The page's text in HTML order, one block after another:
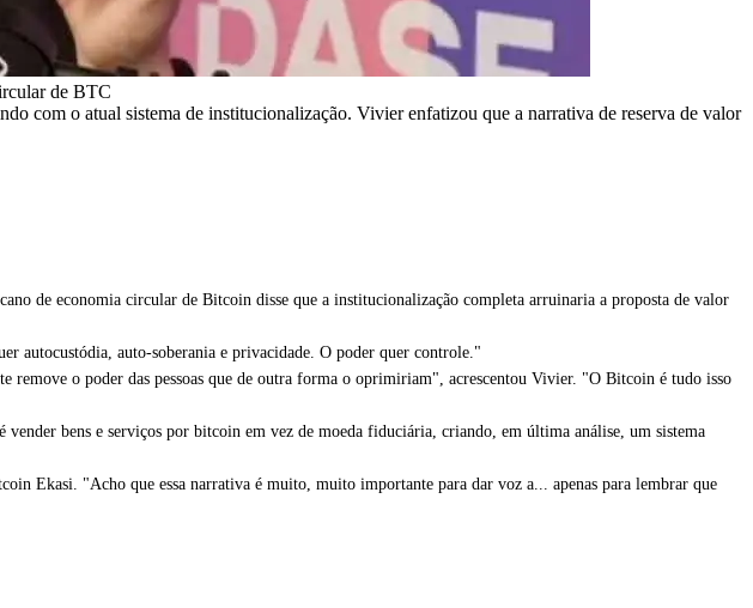
de BTC
com o atual sistema de institucionalização. Vivier enfatizou que a narrativa de reserva de valor
de economia circular de Bitcoin disse que a institucionalização completa arruinaria a proposta de valor
autocustódia, auto-soberania e privacidade. O poder quer controle."
o poder das pessoas que de outra forma o oprimiriam", acrescentou Vivier. "O Bitcoin é tudo isso
bens e serviços por bitcoin em vez de moeda fiduciária, criando, em última análise, um sistema
Ekasi. "Acho que essa narrativa é muito, muito importante para dar voz a... apenas para lembrar que